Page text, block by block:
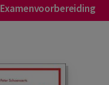
Examenvoorbereiding